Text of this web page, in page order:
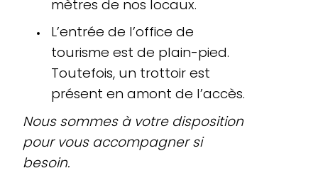
mètres de nos locaux.
L’entrée de l’office de
tourisme est de plain-pied.
Toutefois, un trottoir est
présent en amont de l’accès.
Nous sommes à votre disposition
pour vous accompagner si
besoin.